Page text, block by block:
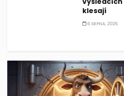
klesají
6 SRPNA, 2026